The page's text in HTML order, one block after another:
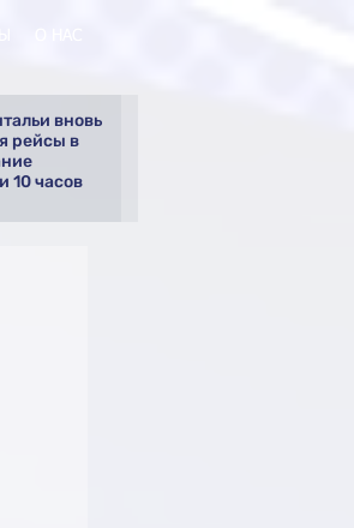
вновь
рейсы в
10 часов